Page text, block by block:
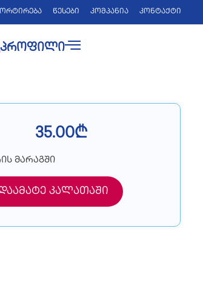
წესები კომპანია კონტაქტი
პროფილი
35.00₾
მარაგში
კალათაში